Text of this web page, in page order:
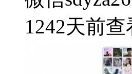
1242天前查